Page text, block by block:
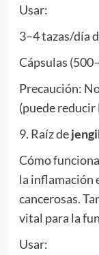
Usar:
3–4 tazas/día
Cápsulas
Precaución:
(puede reducir
9. Raíz de
Cómo
la inflamación
cancerosas.
vital para la
Usar: